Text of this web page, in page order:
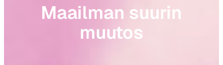
Maailman suurin
muutos